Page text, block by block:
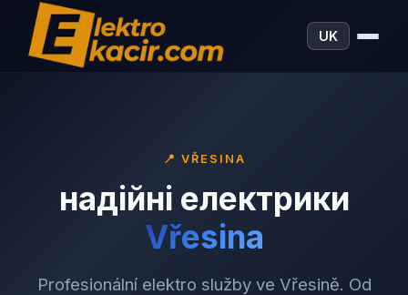
UK
📍 VŘESINA
надійні електрики
Vřesina
Profesionální elektro služby ve Vřesině. Od